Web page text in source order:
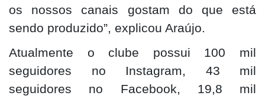
os nossos canais gostam do que está
sendo produzido”, explicou Araújo.
Atualmente o clube possui 100 mil
seguidores no Instagram, 43 mil
seguidores no Facebook, 19,8 mil